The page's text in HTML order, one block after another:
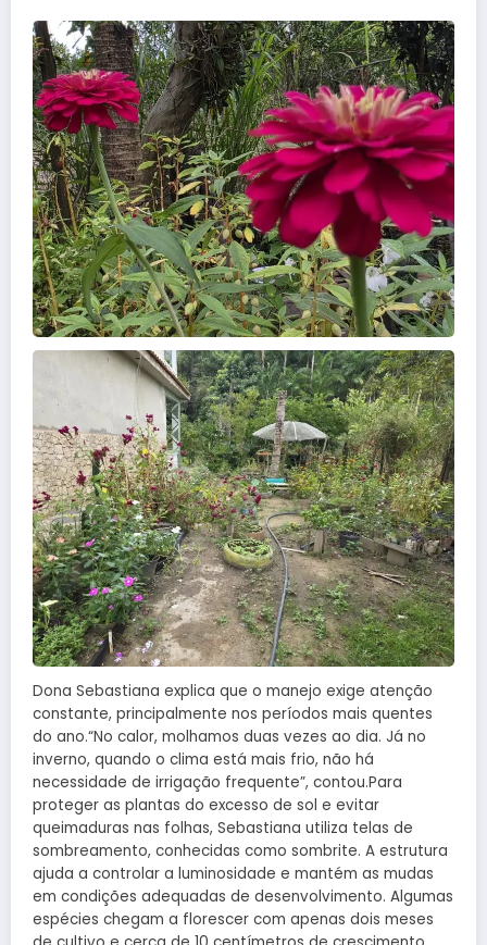
Dona Sebastiana explica que o manejo exige atenção
constante, principalmente nos períodos mais quentes
do ano.“No calor, molhamos duas vezes ao dia. Já no
inverno, quando o clima está mais frio, não há
necessidade de irrigação frequente”, contou.Para
proteger as plantas do excesso de sol e evitar
queimaduras nas folhas, Sebastiana utiliza telas de
sombreamento, conhecidas como sombrite. A estrutura
ajuda a controlar a luminosidade e mantém as mudas
em condições adequadas de desenvolvimento. Algumas
espécies chegam a florescer com apenas dois meses